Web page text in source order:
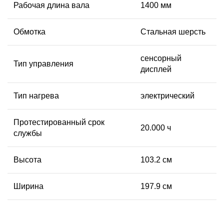
Рабочая длина вала 1400 мм
Обмотка Стальная шерсть
Тип управления
сенсорный
дисплей
Тип нагрева электрический
Протестированный срок
службы
20.000 ч
Высота 103.2 см
Ширина 197.9 см